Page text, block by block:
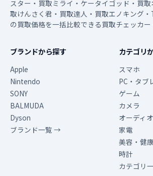
スター・買取ミライ・ケータイゴッド・買
取けんさく君・買取達人・買取エノキング・
の買取価格を一括比較できる買取チェッカ
ブランドから探す
Apple
Nintendo
SONY
BALMUDA
Dyson
ブランド一覧 →
カテゴリ
スマホ
PC・タブ
ゲーム
カメラ
オーディオ
家電
美容・健
時計
カテゴリ